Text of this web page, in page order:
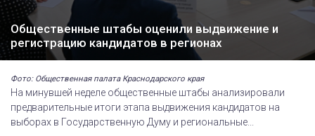
Общественные штабы оценили выдвижение и
регистрацию кандидатов в регионах
Фото: Общественная палата Краснодарского края
На минувшей неделе общественные штабы анализировали
предварительные итоги этапа выдвижения кандидатов на
выборах в Государственную Думу и региональные...